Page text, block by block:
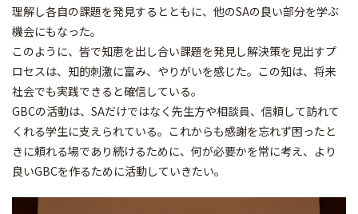
理解し各自の課題を発見するとともに、他のSAの良い部分を学ぶ
機会にもなった。
このように、皆で知恵を出し合い課題を発見し解決策を見出すプ
ロセスは、知的刺激に富み、やりがいを感じた。この知は、将来
社会でも実践できると確信している。
GBCの活動は、SAだけではなく先生方や相談員、信頼して訪れて
くれる学生に支えられている。これからも感謝を忘れず困ったと
きに頼れる場であり続けるために、何が必要かを常に考え、より
良いGBCを作るために活動していきたい。